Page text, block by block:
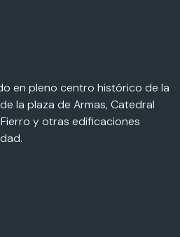
en pleno centro histórico de la
la plaza de Armas, Catedral
y otras edificaciones